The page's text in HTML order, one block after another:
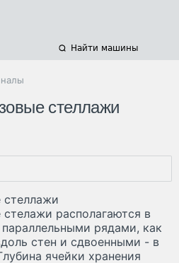
Найти машины
стеллажи
стеллажи
располагаются в
рядами, как
стен и сдвоенными - в
ячейки хранения